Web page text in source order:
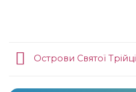
Острови Святої Трійці